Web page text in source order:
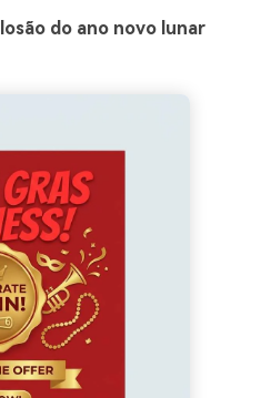
do ano novo lunar